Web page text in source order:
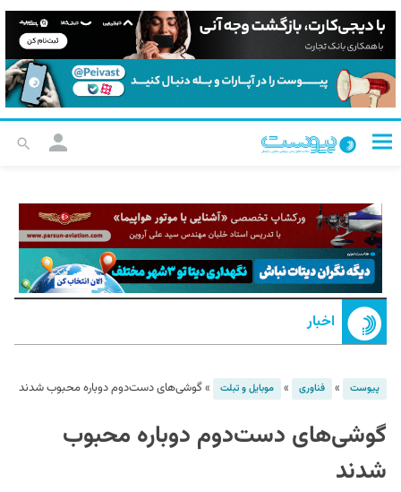
اخبار
پیوست » فناوری » موبایل و تبلت »گوشی‌های دست‌دوم دوباره محبوب شدند
گوشی‌های دست‌دوم دوباره محبوب
شدند